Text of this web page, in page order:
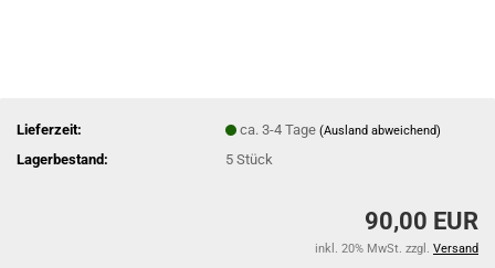
Lieferzeit: ca. 3-4 Tage(Ausland abweichend)
Lagerbestand: 5Stück
90,00 EUR
inkl. 20% MwSt. zzgl. Versand